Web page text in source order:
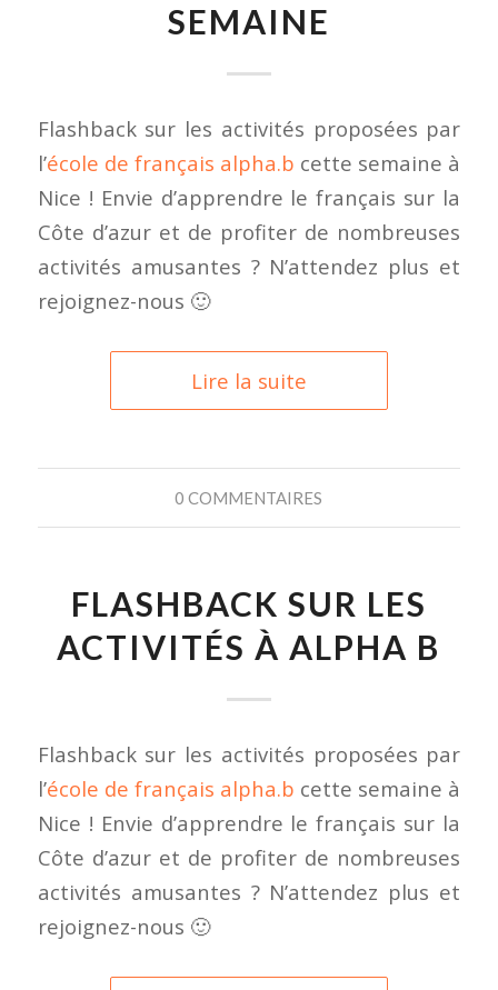
SEMAINE
Flashback sur les activités proposées par
l’école de français alpha.b cette semaine à
Nice ! Envie d’apprendre le français sur la
Côte d’azur et de profiter de nombreuses
activités amusantes ? N’attendez plus et
rejoignez-nous 🙂
Lire la suite
0 COMMENTAIRES
FLASHBACK SUR LES
ACTIVITÉS À ALPHA B
Flashback sur les activités proposées par
l’école de français alpha.b cette semaine à
Nice ! Envie d’apprendre le français sur la
Côte d’azur et de profiter de nombreuses
activités amusantes ? N’attendez plus et
rejoignez-nous 🙂